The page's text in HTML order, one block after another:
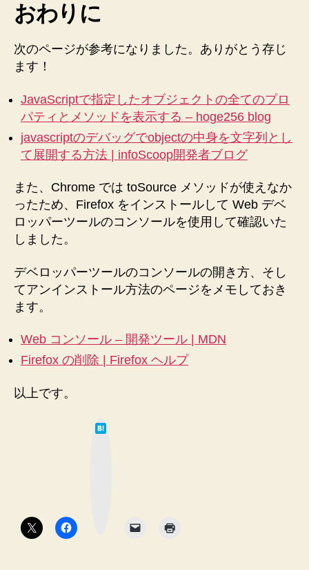
おわりに
次のページが参考になりました。ありがとう存じ
ます！
JavaScriptで指定したオブジェクトの全てのプロ
パティとメソッドを表示する – hoge256 blog
javascriptのデバッグでobjectの中身を文字列とし
て展開する方法 | infoScoop開発者ブログ
また、Chrome では toSource メソッドが使えなか
ったため、Firefox をインストールして Web デベ
ロッパーツールのコンソールを使用して確認いた
しました。
デベロッパーツールのコンソールの開き方、そし
てアンインストール方法のページをメモしておき
ます。
Web コンソール – 開発ツール | MDN
Firefox の削除 | Firefox ヘルプ
以上です。